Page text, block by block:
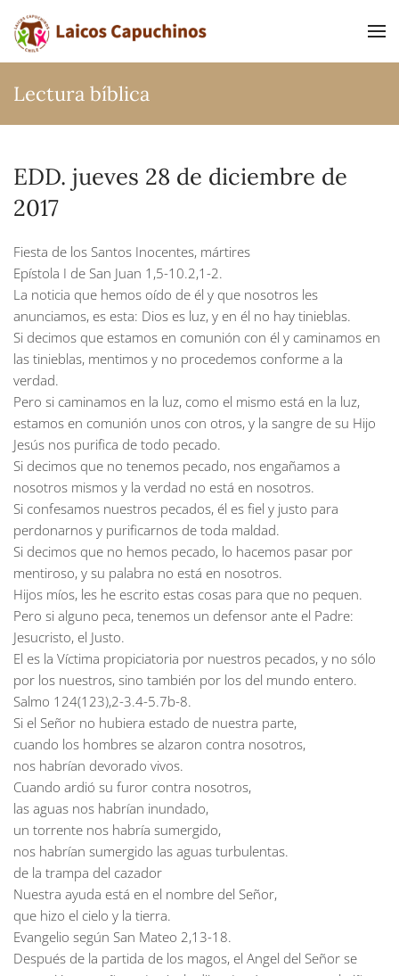
Ir al contenido principal
Lectura bíblica
EDD. jueves 28 de diciembre de
2017
Fiesta de los Santos Inocentes, mártires
Epístola I de San Juan 1,5-10.2,1-2.
La noticia que hemos oído de él y que nosotros les
anunciamos, es esta: Dios es luz, y en él no hay tinieblas.
Si decimos que estamos en comunión con él y caminamos en
las tinieblas, mentimos y no procedemos conforme a la
verdad.
Pero si caminamos en la luz, como el mismo está en la luz,
estamos en comunión unos con otros, y la sangre de su Hijo
Jesús nos purifica de todo pecado.
Si decimos que no tenemos pecado, nos engañamos a
nosotros mismos y la verdad no está en nosotros.
Si confesamos nuestros pecados, él es fiel y justo para
perdonarnos y purificarnos de toda maldad.
Si decimos que no hemos pecado, lo hacemos pasar por
mentiroso, y su palabra no está en nosotros.
Hijos míos, les he escrito estas cosas para que no pequen.
Pero si alguno peca, tenemos un defensor ante el Padre:
Jesucristo, el Justo.
El es la Víctima propiciatoria por nuestros pecados, y no sólo
por los nuestros, sino también por los del mundo entero.
Salmo 124(123),2-3.4-5.7b-8.
Si el Señor no hubiera estado de nuestra parte,
cuando los hombres se alzaron contra nosotros,
nos habrían devorado vivos.
Cuando ardió su furor contra nosotros,
las aguas nos habrían inundado,
un torrente nos habría sumergido,
nos habrían sumergido las aguas turbulentas.
de la trampa del cazador
Nuestra ayuda está en el nombre del Señor,
que hizo el cielo y la tierra.
Evangelio según San Mateo 2,13-18.
Después de la partida de los magos, el Angel del Señor se